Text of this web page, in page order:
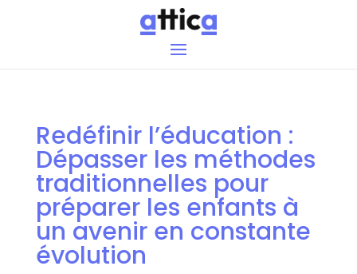
Redéfinir l’éducation :
Dépasser les méthodes
traditionnelles pour
préparer les enfants à
un avenir en constante
évolution